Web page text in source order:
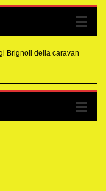
Brignoli della caravan